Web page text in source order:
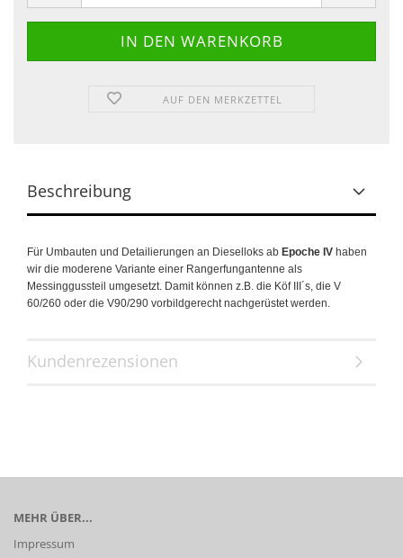
AUF DEN MERKZETTEL
Beschreibung
Für Umbauten und Detailierungen an Dieselloks ab Epoche IV haben
wir die moderene Variante einer Rangerfungantenne als
Messinggussteil umgesetzt. Damit können z.B. die Köf III´s, die V
60/260 oder die V90/290 vorbildgerecht nachgerüstet werden.
Kundenrezensionen
MEHR ÜBER...
Impressum